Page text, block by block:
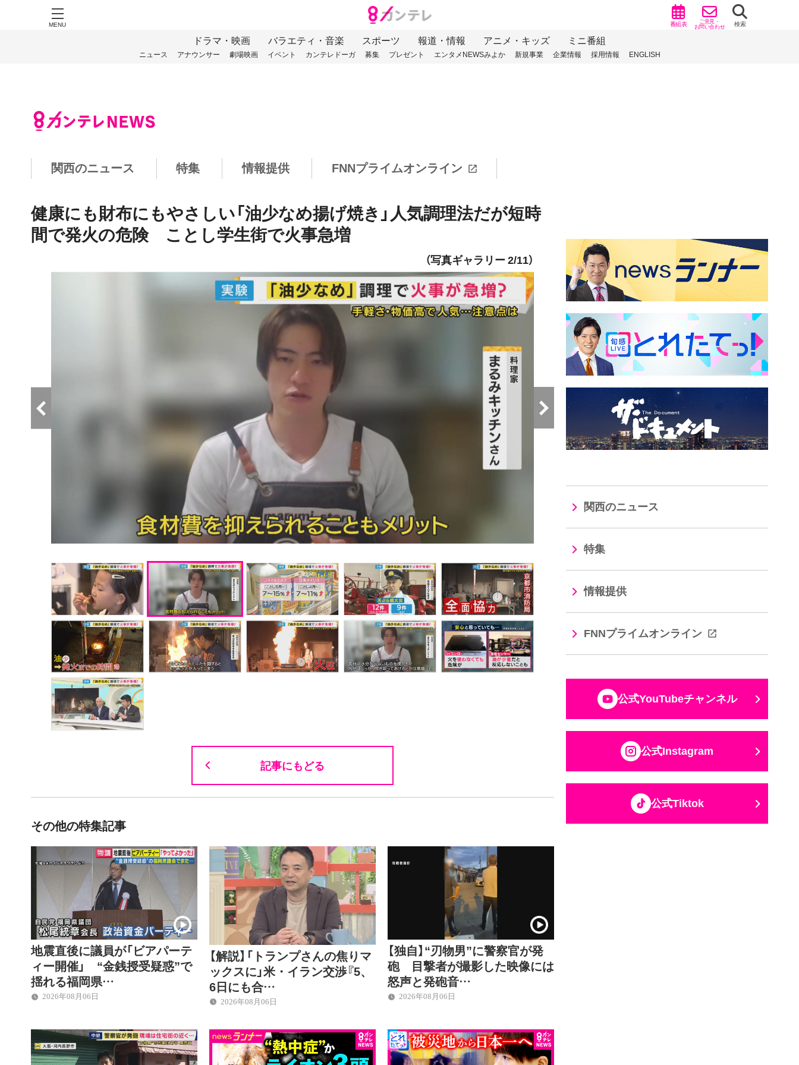
MENU 番組表 ご意見・
お問い合わせ 検索
ドラマ・映画 バラエティ・音楽 スポーツ 報道・情報 アニメ・キッズ ミニ番組
ニュース アナウンサー 劇場映画 イベント カンテレドーガ 募集 プレゼント エンタメNEWSみよか 新規事業 企業情報 採用情報 ENGLISH
関西のニュース 特集 情報提供 FNNプライムオンライン
健康にも財布にもやさしい「油少なめ揚げ焼き」人気調理法だが短時
間で発火の危険 ことし学生街で火事急増
（写真ギャラリー 2/11）
記事にもどる
その他の特集記事
地震直後に議員が「ビアパーテ
ィー開催」 “金銭授受疑惑”で
揺れる福岡県…
2026年08月06日
【解説】「トランプさんの焦りマ
ックスに」米・イラン交渉『5、
6日にも合…
2026年08月06日
【独自】“刃物男”に警察官が発
砲 目撃者が撮影した映像には
怒声と発砲音…
2026年08月06日
関西のニュース
特集
情報提供
FNNプライムオンライン
公式YouTubeチャンネル
公式Instagram
公式Tiktok